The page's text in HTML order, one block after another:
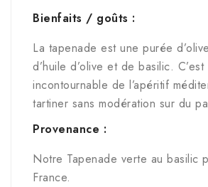
Bienfaits / goûts :
La tapenade est une purée
d’huile d’olive et de basilic. C’est
incontournable de l’apéritif
tartiner sans modération sur du
Provenance :
Notre Tapenade verte au basilic
France.